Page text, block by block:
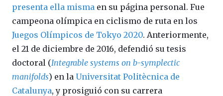
presenta ella misma en su página personal. Fue
campeona olímpica en ciclismo de ruta en los
Juegos Olímpicos de Tokyo 2020. Anteriormente,
el 21 de diciembre de 2016, defendió su tesis
doctoral (Integrable systems on b-symplectic
manifolds) en la Universitat Politècnica de
Catalunya, y prosiguió con su carrera